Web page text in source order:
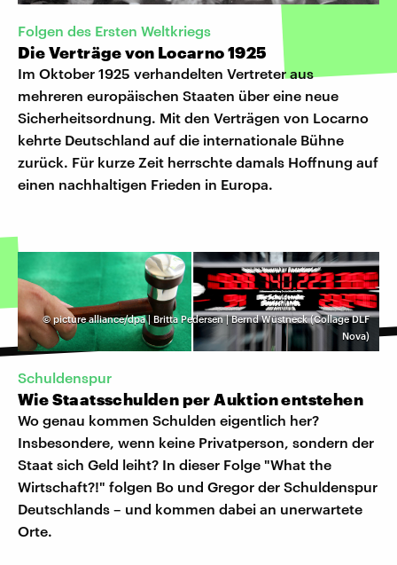
Folgen des Ersten Weltkriegs
Die Verträge von Locarno 1925
Im Oktober 1925 verhandelten Vertreter aus
mehreren europäischen Staaten über eine neue
Sicherheitsordnung. Mit den Verträgen von Locarno
kehrte Deutschland auf die internationale Bühne
zurück. Für kurze Zeit herrschte damals Hoffnung auf
einen nachhaltigen Frieden in Europa.
©picture alliance/dpa | Britta Pedersen | Bernd Wüstneck (Collage DLF
Nova)
Schuldenspur
Wie Staatsschulden per Auktion entstehen
Wo genau kommen Schulden eigentlich her?
Insbesondere, wenn keine Privatperson, sondern der
Staat sich Geld leiht? In dieser Folge "What the
Wirtschaft?!" folgen Bo und Gregor der Schuldenspur
Deutschlands – und kommen dabei an unerwartete
Orte.